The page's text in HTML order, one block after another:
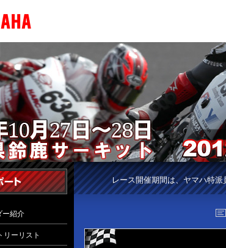
レース開催期間は、ヤマハ特
ー紹介
リーリスト